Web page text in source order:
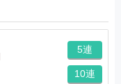
5連
10連